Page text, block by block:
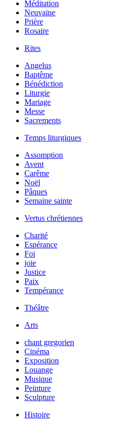
Méditation
Neuvaine
Prière
Rosaire
Rites
Angelus
Baptême
Bénédiction
Liturgie
Mariage
Messe
Sacrements
Temps liturgiques
Assomption
Avent
Carême
Noël
Pâques
Semaine sainte
Vertus chrétiennes
Charité
Espérance
Foi
joie
Justice
Paix
Tempérance
Théâtre
Arts
chant gregorien
Cinéma
Exposition
Louange
Musique
Peinture
Sculpture
Histoire